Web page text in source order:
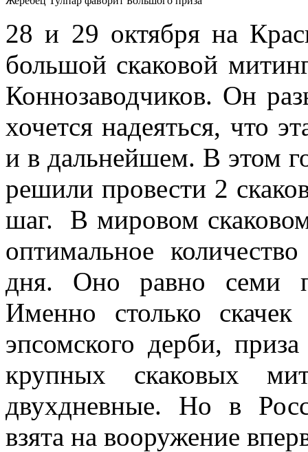
28 и 29 октября на
большой скаковой
Коннозаводчиков. Он
хочется надеяться, что
и в дальнейшем. В этом
решили провести 2
шаг. В мировом
оптимальное
дня. Оно равно семи
Именно столько
эпсомского дерби,
крупных скаковых
двухдневные. Но в
взята на вооружение